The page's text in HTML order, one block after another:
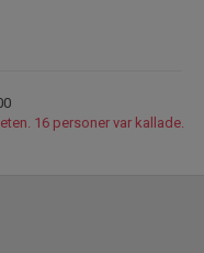
16 personer var kallade.